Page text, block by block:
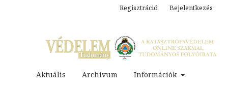
Aktuális Archívum Információk
Regisztráció Bejelentkezés